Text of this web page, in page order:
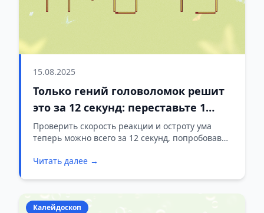
15.08.2025
Только гений головоломок решит
это за 12 секунд: переставьте 1
спичку в 11+6=15
Проверить скорость реакции и остроту ума
теперь можно всего за 12 секунд, попробовав
Читать далее →
Калейдоскоп